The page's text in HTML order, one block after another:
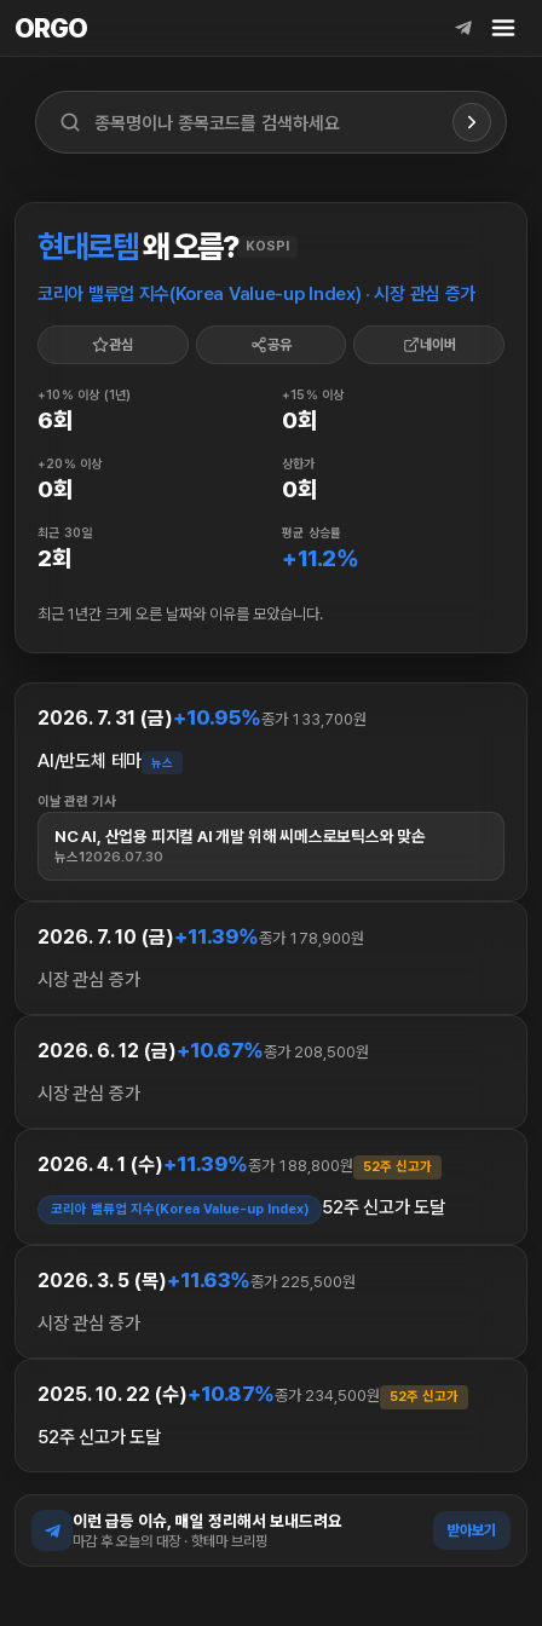
ORGO
ORGO
현대로템왜 오름? KOSPI
코리아 밸류업 지수(Korea Value-up Index) · 시장 관심 증가
관심 공유 네이버
+10% 이상 (1년)
6회
+15% 이상
0회
+20% 이상
0회
상한가
0회
최근 30일
2회
평균 상승률
+11.2%
최근 1년간 크게 오른 날짜와 이유를 모았습니다.
2026. 7. 31 (금)+10.95%종가 133,700원
AI/반도체 테마 뉴스
이날 관련 기사
NC AI, 산업용 피지컬 AI 개발 위해 씨메스로보틱스와 맞손
뉴스12026.07.30
2026. 7. 10 (금)+11.39%종가 178,900원
시장 관심 증가
2026. 6. 12 (금)+10.67%종가 208,500원
시장 관심 증가
2026. 4. 1 (수)+11.39%종가 188,800원 52주 신고가
코리아 밸류업 지수(Korea Value-up Index) 52주 신고가 도달
2026. 3. 5 (목)+11.63%종가 225,500원
시장 관심 증가
2025. 10. 22 (수)+10.87%종가 234,500원 52주 신고가
52주 신고가 도달
이런 급등 이슈, 매일 정리해서 보내드려요
마감 후 오늘의 대장 · 핫테마 브리핑
받아보기